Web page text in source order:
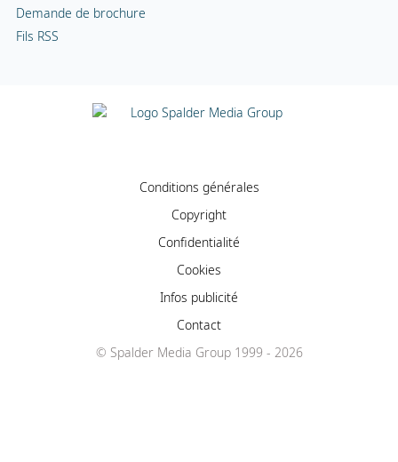
Demande de brochure
Fils RSS
Conditions générales
Copyright
Confidentialité
Cookies
Infos publicité
Contact
© Spalder Media Group 1999 - 2026